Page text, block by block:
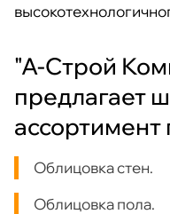
"А-Строй
предлагает
ассортимент
Облицовка стен.
Облицовка пола.